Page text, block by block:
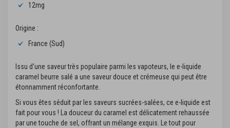
12mg
Origine :
France (Sud)
Issu d'une saveur très populaire parmi les vapoteurs, le e-liquide
caramel beurre salé a une saveur douce et crémeuse qui peut être
étonnamment réconfortante.
Si vous êtes séduit par les saveurs sucrées-salées, ce e-liquide est
fait pour vous ! La douceur du caramel est délicatement rehaussée
par une touche de sel, offrant un mélange exquis. Le tout pour